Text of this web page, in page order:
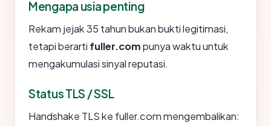
Mengapa usia penting
Rekam jejak 35 tahun bukan bukti legitimasi,
tetapi berarti fuller.compunya waktu untuk
mengakumulasi sinyal reputasi.
Status TLS / SSL
Handshake TLS ke fuller.com mengembalikan: